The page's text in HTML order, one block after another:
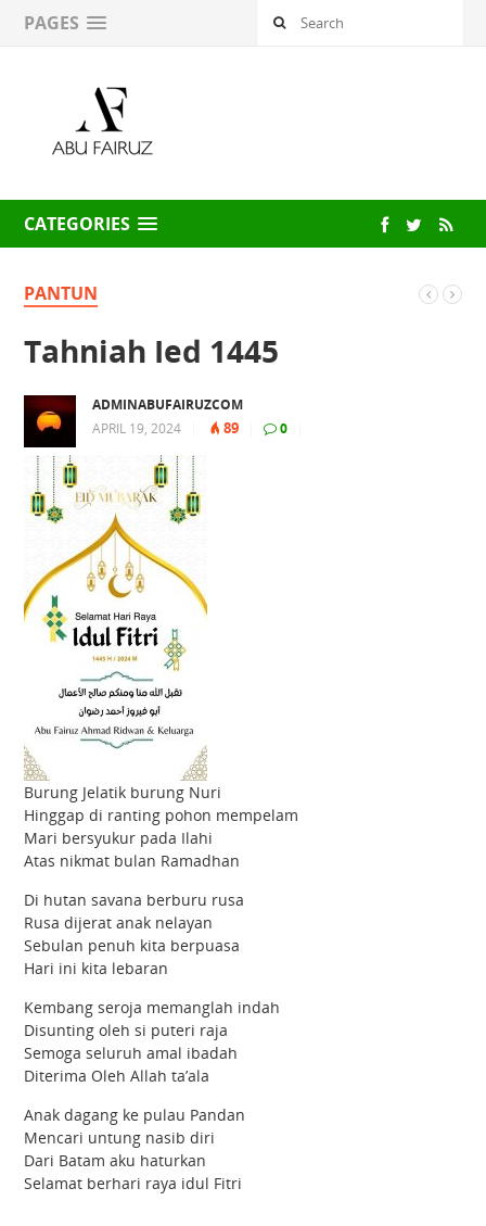
PAGES
CATEGORIES
PANTUN
Tahniah Ied 1445
ADMINABUFAIRUZCOM
APRIL 19, 2024
89 0
Burung Jelatik burung Nuri
Hinggap di ranting pohon mempelam
Mari bersyukur pada Ilahi
Atas nikmat bulan Ramadhan
Di hutan savana berburu rusa
Rusa dijerat anak nelayan
Sebulan penuh kita berpuasa
Hari ini kita lebaran
Kembang seroja memanglah indah
Disunting oleh si puteri raja
Semoga seluruh amal ibadah
Diterima Oleh Allah ta’ala
Anak dagang ke pulau Pandan
Mencari untung nasib diri
Dari Batam aku haturkan
Selamat berhari raya idul Fitri